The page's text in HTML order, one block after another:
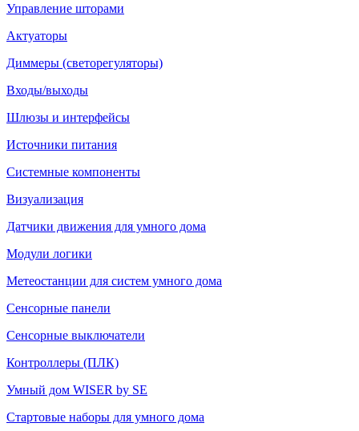
Управление шторами
Актуаторы
Диммеры (светорегуляторы)
Входы/выходы
Шлюзы и интерфейсы
Источники питания
Системные компоненты
Визуализация
Датчики движения для умного дома
Модули логики
Метеостанции для систем умного дома
Сенсорные панели
Сенсорные выключатели
Контроллеры (ПЛК)
Умный дом WISER by SE
Стартовые наборы для умного дома